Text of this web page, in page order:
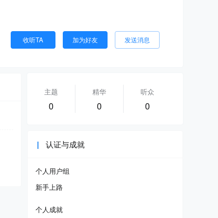
收听TA 加为好友 发送消息
主题
0
精华
0
听众
0
认证与成就
个人用户组
新手上路
个人成就